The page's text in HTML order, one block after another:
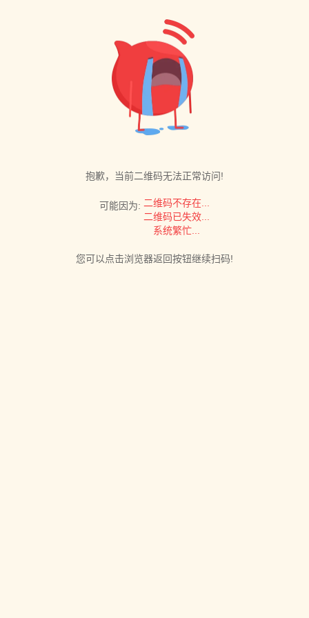
抱歉，当前二维码无法正常访问!
可能因为: 二维码不存在...
二维码已失效...
系统繁忙...
您可以点击浏览器返回按钮继续扫码!